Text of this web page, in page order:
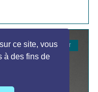
ce site, vous
à des fins de
RÉSIDENT